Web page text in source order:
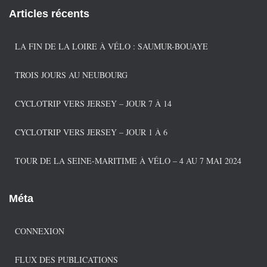
gArticles récents
LA FIN DE LA LOIRE À VÉLO : SAUMUR-BOUAYE
TROIS JOURS AU NEUBOURG
CYCLOTRIP VERS JERSEY – JOUR 7 À 14
CYCLOTRIP VERS JERSEY – JOUR 1 À 6
TOUR DE LA SEINE-MARITIME À VÉLO – 4 AU 7 MAI 2024
Méta
CONNEXION
FLUX DES PUBLICATIONS